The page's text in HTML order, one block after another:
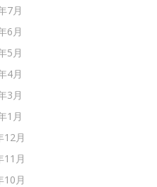
7月
6月
5月
4月
3月
1月
12月
11月
10月